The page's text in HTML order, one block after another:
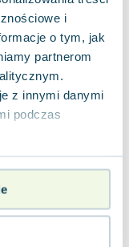
i
o tym, jak
partnerom
z innymi danymi
podczas